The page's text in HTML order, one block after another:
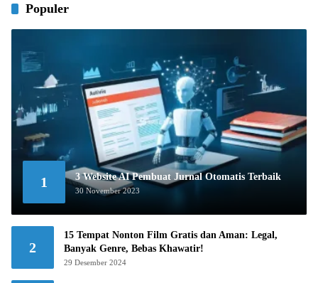
Populer
1 3 Website AI Pembuat Jurnal Otomatis Terbaik
30 November 2023
2
15 Tempat Nonton Film Gratis dan Aman: Legal,
Banyak Genre, Bebas Khawatir!
29 Desember 2024